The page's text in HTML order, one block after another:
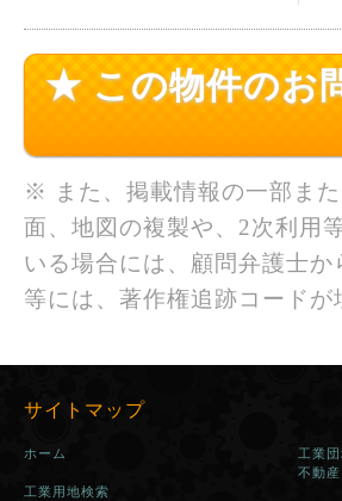
★ この物件のお
※ また、掲載情報の一部ま
面、地図の複製や、2次利用
いる場合には、顧問弁護士
等には、著作権追跡コード
サイトマップ
ホーム
工業用地検索
工業
不動